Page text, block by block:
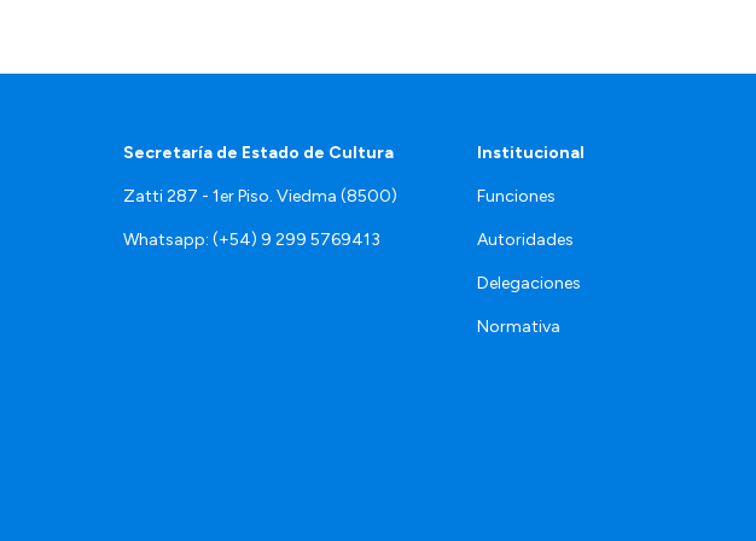
Secretaría de Estado de Cultura
Zatti 287 - 1er Piso. Viedma (8500)
Whatsapp: (+54) 9 299 5769413
Institucional
Funciones
Autoridades
Delegaciones
Normativa